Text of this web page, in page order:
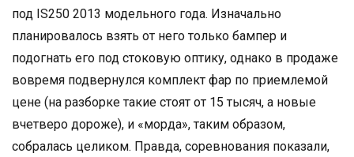
под IS250 2013 модельного года. Изначально
планировалось взять от него только бампер и
подогнать его под стоковую оптику, однако в продаже
вовремя подвернулся комплект фар по приемлемой
цене (на разборке такие стоят от 15 тысяч, а новые
вчетверо дороже), и «морда», таким образом,
собралась целиком. Правда, соревнования показали,